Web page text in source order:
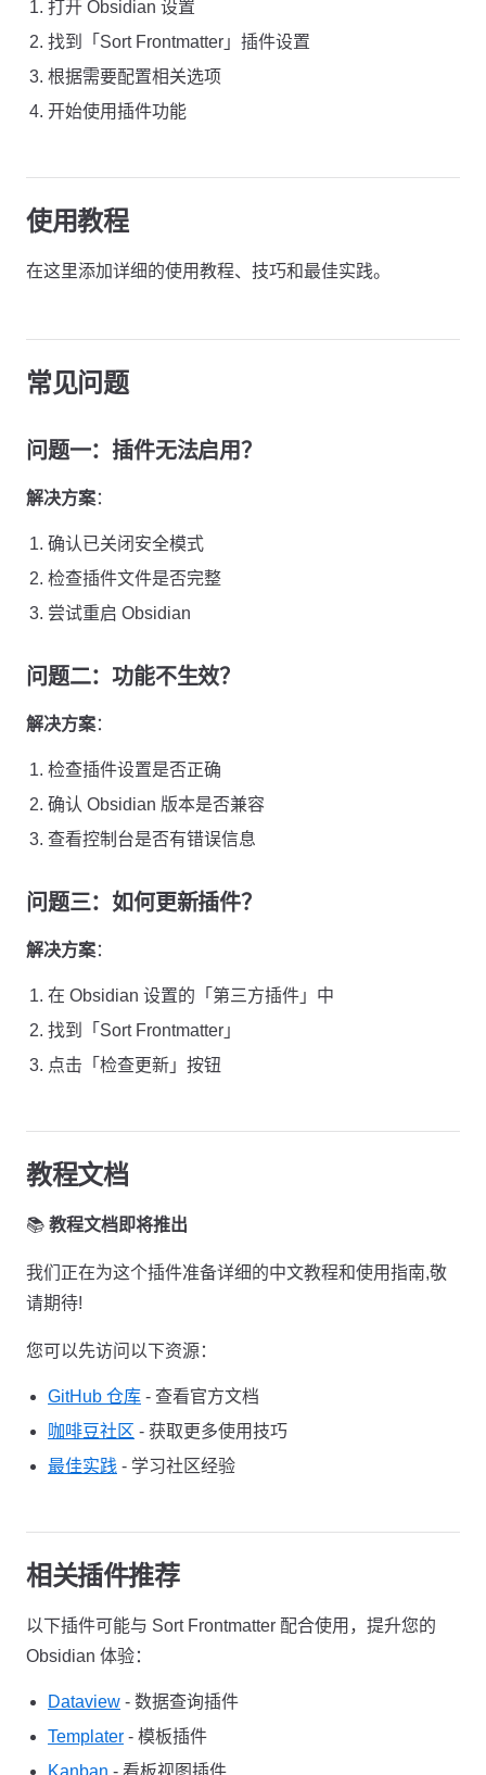
打开 Obsidian 设置
找到「Sort Frontmatter」插件设置
根据需要配置相关选项
开始使用插件功能
使用教程
在这里添加详细的使用教程、技巧和最佳实践。
常见问题
问题一：插件无法启用？
解决方案：
确认已关闭安全模式
检查插件文件是否完整
尝试重启 Obsidian
问题二：功能不生效？
解决方案：
检查插件设置是否正确
确认 Obsidian 版本是否兼容
查看控制台是否有错误信息
问题三：如何更新插件？
解决方案：
在 Obsidian 设置的「第三方插件」中
找到「Sort Frontmatter」
点击「检查更新」按钮
教程文档
📚 教程文档即将推出
我们正在为这个插件准备详细的中文教程和使用指南,敬
请期待!
您可以先访问以下资源：
GitHub 仓库 - 查看官方文档
咖啡豆社区 - 获取更多使用技巧
最佳实践 - 学习社区经验
相关插件推荐
以下插件可能与 Sort Frontmatter 配合使用，提升您的
Obsidian 体验：
Dataview - 数据查询插件
Templater - 模板插件
Kanban - 看板视图插件